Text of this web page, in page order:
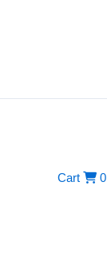
0
Cart